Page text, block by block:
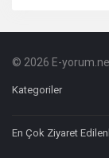
Footer
Hakkında
© 2026 E-
Kategoriler
En Çok Ziyaret